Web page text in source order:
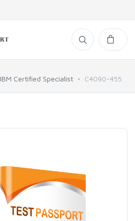
IBM Certified Specialist C4090-455